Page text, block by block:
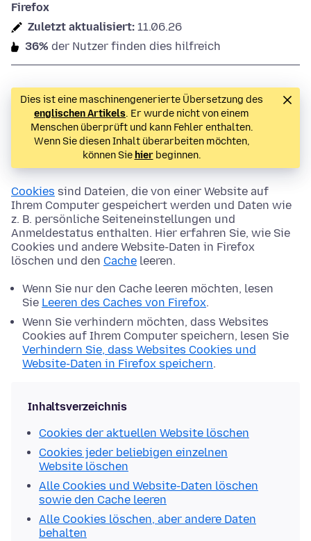
Firefox
Zuletzt aktualisiert: 11.06.26
36% der Nutzer finden dies hilfreich
Dies ist eine maschinengenerierte Übersetzung des
englischen Artikels. Er wurde nicht von einem
Menschen überprüft und kann Fehler enthalten.
Wenn Sie diesen Inhalt überarbeiten möchten,
können Sie hierbeginnen.
Cookies sind Dateien, die von einer Website auf
Ihrem Computer gespeichert werden und Daten wie
z. B. persönliche Seiteneinstellungen und
Anmeldestatus enthalten. Hier erfahren Sie, wie Sie
Cookies und andere Website-Daten in Firefox
löschen und den Cache leeren.
Wenn Sie nur den Cache leeren möchten, lesen
Sie Leeren des Caches von Firefox.
Wenn Sie verhindern möchten, dass Websites
Cookies auf Ihrem Computer speichern, lesen Sie
Verhindern Sie, dass Websites Cookies und
Website-Daten in Firefox speichern.
Inhaltsverzeichnis
Cookies der aktuellen Website löschen
Cookies jeder beliebigen einzelnen
Website löschen
Alle Cookies und Website-Daten löschen
sowie den Cache leeren
Alle Cookies löschen, aber andere Daten
behalten